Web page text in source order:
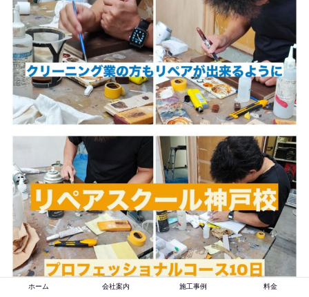
ホーム 会社案内 施工事例 料金